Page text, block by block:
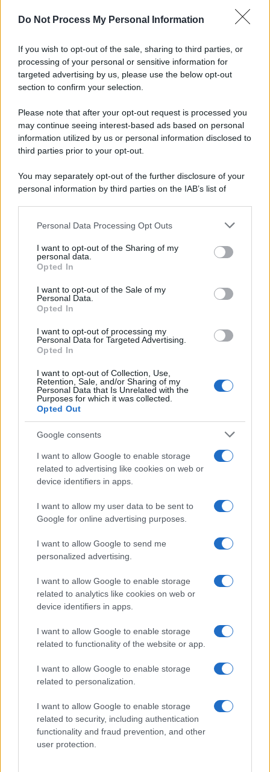
Do Not Process My Personal Information
If you wish to opt-out of the sale, sharing to third parties, or
processing of your personal or sensitive information for
targeted advertising by us, please use the below opt-out
section to confirm your selection.
Please note that after your opt-out request is processed you
may continue seeing interest-based ads based on personal
information utilized by us or personal information disclosed to
third parties prior to your opt-out.
You may separately opt-out of the further disclosure of your
personal information by third parties on the IAB’s list of
This information may also be disclosed by us to third parties
disclose it to other third parties.
Please note that this website/app uses one or more Google
services and may gather and store information including but
not limited to your visit or usage behaviour. You may click to
grant or deny consent to Google and its third-party tags to
consent section.
Personal Data Processing Opt Outs
I want to opt-out of the Sharing of my
personal data.
Opted In
I want to opt-out of the Sale of my
Personal Data.
Opted In
I want to opt-out of processing my
Personal Data for Targeted Advertising.
Opted In
I want to opt-out of Collection, Use,
Retention, Sale, and/or Sharing of my
Personal Data that Is Unrelated with the
Purposes for which it was collected.
Opted Out
Google consents
I want to allow Google to enable storage
related to advertising like cookies on web or
device identifiers in apps.
I want to allow my user data to be sent to
Google for online advertising purposes.
I want to allow Google to send me
personalized advertising.
I want to allow Google to enable storage
related to analytics like cookies on web or
device identifiers in apps.
I want to allow Google to enable storage
related to functionality of the website or app.
I want to allow Google to enable storage
related to personalization.
I want to allow Google to enable storage
related to security, including authentication
functionality and fraud prevention, and other
user protection.
Newz Florida
Newz Pennsylvania
Newz Illinois
Newz Ohio
Hig Tech Mag
Scoop Mag
Lgbtqia News
Day Travel 365
SecondHomeMagazine
Francia
InvestirMag
Germania
UK
News Hub UK
Lgbtq News
Olanda
NL Newz